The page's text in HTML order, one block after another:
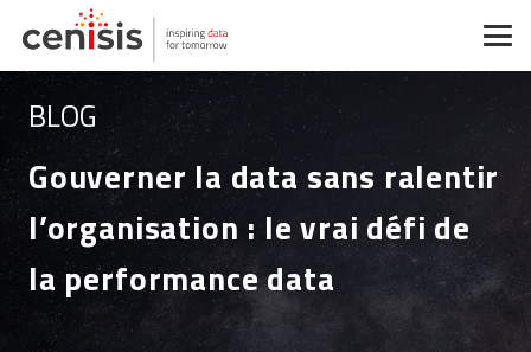
BLOG
Gouverner la data sans ralentir
l’organisation : le vrai défi de
la performance data